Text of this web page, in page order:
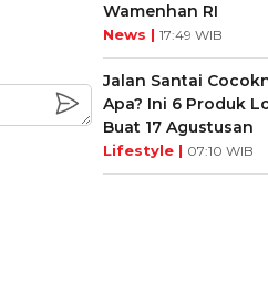
Wamenhan RI
News | 17:49 WIB
Jalan Santai
Apa? Ini 6 Produk
Buat 17 Agustusan
Lifestyle | 07:10 WIB